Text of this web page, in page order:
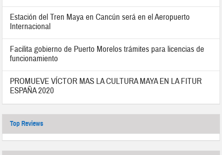
Estación del Tren Maya en Cancún será en el Aeropuerto
Internacional
Facilita gobierno de Puerto Morelos trámites para licencias de
funcionamiento
PROMUEVE VÍCTOR MAS LA CULTURA MAYA EN LA FITUR
ESPAÑA 2020
Top Reviews